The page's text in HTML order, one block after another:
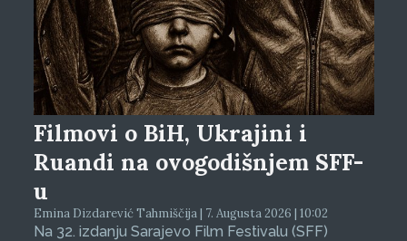
Filmovi o BiH, Ukrajini i
Ruandi na ovogodišnjem SFF-
u
Emina Dizdarević Tahmiščija | 7. Augusta 2026 | 10:02
Na 32. izdanju Sarajevo Film Festivalu (SFF)